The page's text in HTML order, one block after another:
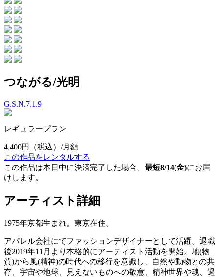
つながる/光明
G.S.N.7.1.9
レギュラープラン
4,400円
（税込）/月額
この作品をレンタルする
この作品は本日中に決済完了した場合、 最短8/14(金)にお届
けします。
アーティスト詳細
1975年京都生まれ。東京在住。
アパレル会社にてファッションデザイナーとして活躍。退職
後2019年11月より本格的にアーティスト活動を開始。地(物
質)から風(精神)の時代への移行を意識し、自然や動物との共
存、宇宙や地球、見えないものへの敬意、精神世界や魂、過